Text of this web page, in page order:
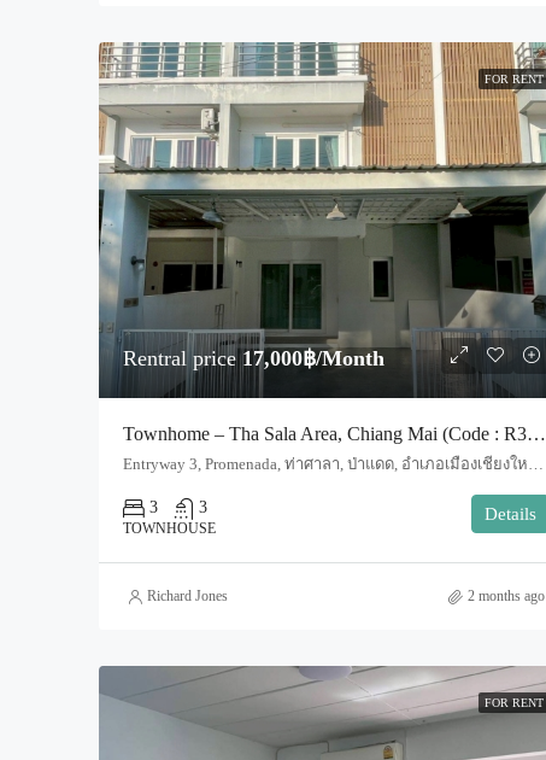
FOR RENT
Rentral price17,000฿/Month
Townhome – Tha Sala Area, Chiang Mai (Code : R3543)
Entryway 3, Promenada, ท่าศาลา, ป่าแดด, อำเภอเมืองเชียงใหม่, จังหวัดเชียงใหม่, 50000, ประเทศไทย, Chiang Mai, Mueang Chiang Mai, Tha Sala
3 3
TOWNHOUSE
Details
Richard Jones 2 months ago
FOR RENT